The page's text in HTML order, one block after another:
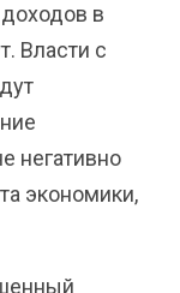
в
Власти с
негативно
экономики,